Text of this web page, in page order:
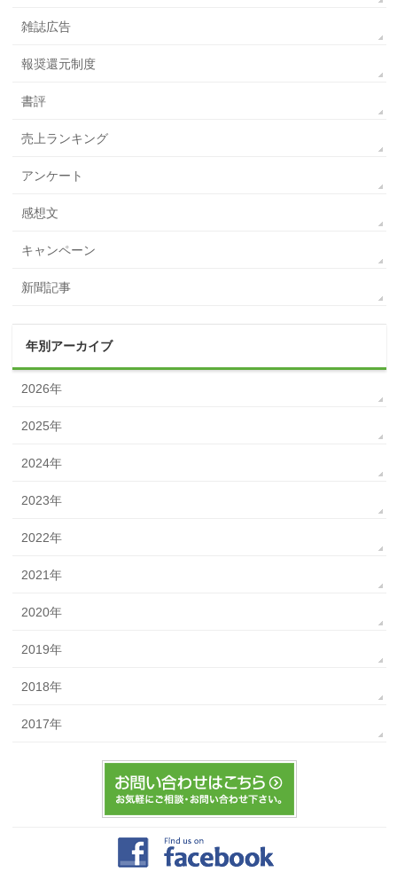
雑誌広告
報奨還元制度
書評
売上ランキング
アンケート
感想文
キャンペーン
新聞記事
年別アーカイブ
2026年
2025年
2024年
2023年
2022年
2021年
2020年
2019年
2018年
2017年